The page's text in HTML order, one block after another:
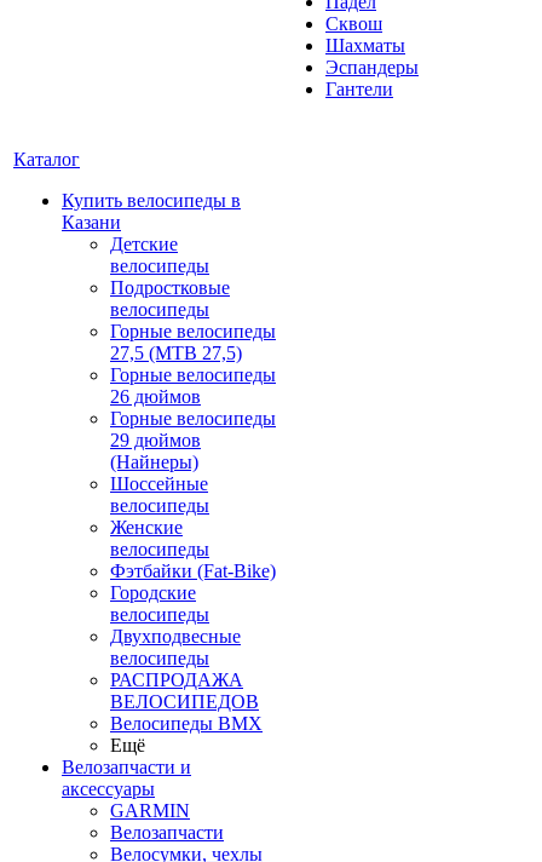
Сквош
Шахматы
Эспандеры
Гантели
Каталог
Купить велосипеды в
Казани
Детские
велосипеды
Подростковые
велосипеды
Горные велосипеды
27,5 (MTB 27,5)
Горные велосипеды
26 дюймов
Горные велосипеды
29 дюймов
(Найнеры)
Шоссейные
велосипеды
Женские
велосипеды
Фэтбайки (Fat-Bike)
Городские
велосипеды
Двухподвесные
велосипеды
РАСПРОДАЖА
ВЕЛОСИПЕДОВ
Велосипеды BMX
Ещё
Велозапчасти и
аксессуары
GARMIN
Велозапчасти
Велосумки, чехлы